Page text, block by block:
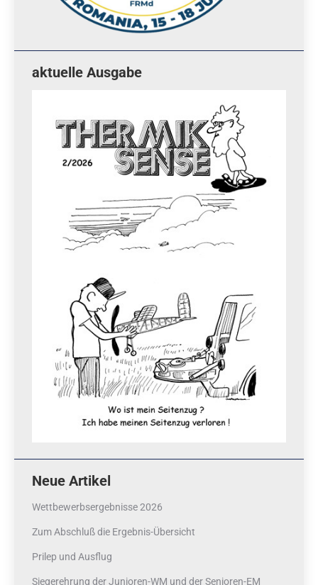
aktuelle Ausgabe
Neue Artikel
Wettbewerbsergebnisse 2026
Zum Abschluß die Ergebnis-Übersicht
Prilep und Ausflug
Siegerehrung der Junioren-WM und der Senioren-EM